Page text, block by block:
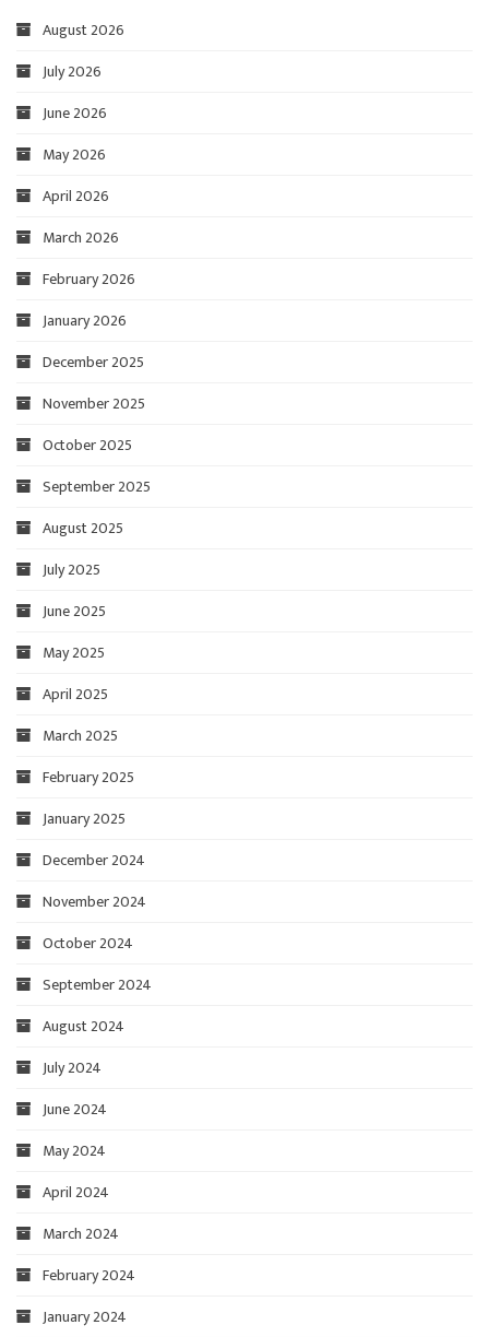
August 2026
July 2026
June 2026
May 2026
April 2026
March 2026
February 2026
January 2026
December 2025
November 2025
October 2025
September 2025
August 2025
July 2025
June 2025
May 2025
April 2025
March 2025
February 2025
January 2025
December 2024
November 2024
October 2024
September 2024
August 2024
July 2024
June 2024
May 2024
April 2024
March 2024
February 2024
January 2024